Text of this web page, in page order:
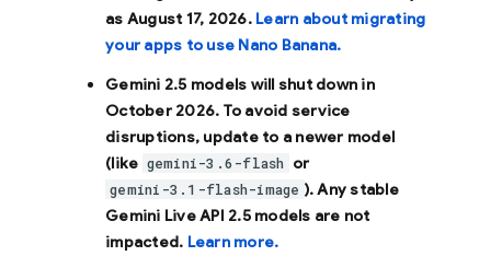
as August 17, 2026. Learn about migrating
your apps to use Nano Banana.
Gemini 2.5 models will shut down in
October 2026. To avoid service
disruptions, update to a newer model
(like gemini-3.6-flash or
gemini-3.1-flash-image ). Any stable
Gemini Live API 2.5 models are not
impacted. Learn more.